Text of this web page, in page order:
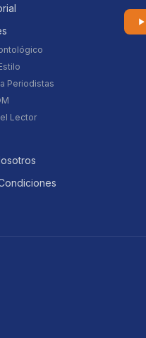
Periodistas
Lector